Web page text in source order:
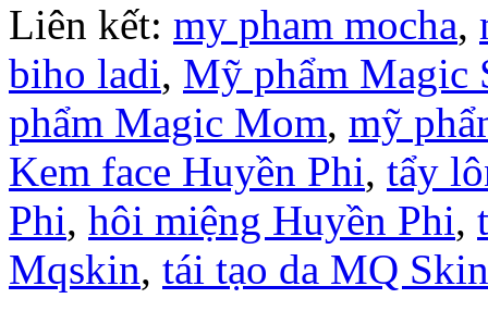
Liên kết: my pham mocha,
biho ladi, Mỹ phẩm Magic
phẩm Magic Mom, mỹ
Kem face Huyền Phi, tẩy
Phi, hôi miệng Huyền Phi,
Mqskin, tái tạo da MQ Skin